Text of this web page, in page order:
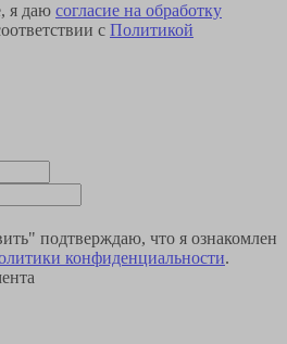
я даю согласие на обработку
с Политикой
подтверждаю, что я ознакомлен
конфиденциальности.